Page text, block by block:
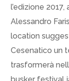
l’edizione
Alessandro
location
Cesenatico un
trasformerà
busker festival